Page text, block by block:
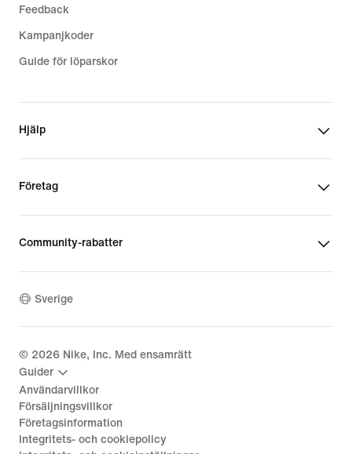
Feedback
Kampanjkoder
Guide för löparskor
Hjälp
Företag
Community-rabatter
Sverige
© 2026 Nike, Inc. Med ensamrätt
Guider
Användarvillkor
Försäljningsvillkor
Företagsinformation
Integritets- och cookiepolicy